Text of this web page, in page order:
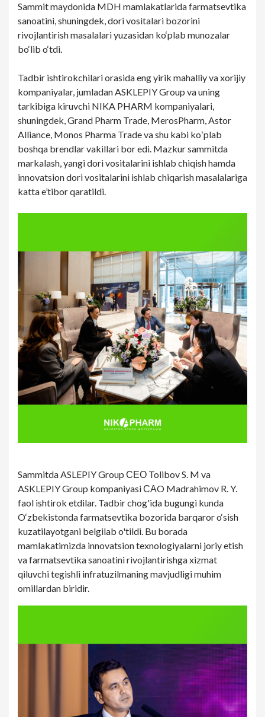
Sammit maydonida MDH mamlakatlarida farmatsevtika
sanoatini, shuningdek, dori vositalari bozorini
rivojlantirish masalalari yuzasidan ko‘plab munozalar
bo‘lib o‘tdi.
Tadbir ishtirokchilari orasida eng yirik mahalliy va xorijiy
kompaniyalar, jumladan ASKLEPIY Group va uning
tarkibiga kiruvchi NIKA PHARM kompaniyalari,
shuningdek, Grand Pharm Trade, MerosPharm, Astor
Alliance, Monos Pharma Trade va shu kabi koʻplab
boshqa brendlar vakillari bor edi. Mazkur sammitda
markalash, yangi dori vositalarini ishlab chiqish hamda
innovatsion dori vositalarini ishlab chiqarish masalalariga
katta e’tibor qaratildi.
Sammitda ASLEPIY Group СЕО Tolibov S. M va
ASKLEPIY Group kompaniyasi САO Madrahimov R. Y.
faol ishtirok etdilar. Tadbir chog'ida bugungi kunda
O‘zbekistonda farmatsevtika bozorida barqaror o‘sish
kuzatilayotgani belgilab o'tildi. Bu borada
mamlakatimizda innovatsion texnologiyalarni joriy etish
va farmatsevtika sanoatini rivojlantirishga xizmat
qiluvchi tegishli infratuzilmaning mavjudligi muhim
omillardan biridir.